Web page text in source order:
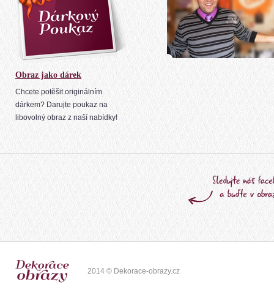
Obraz jako dárek
Chcete potěšit originálním
dárkem? Darujte poukaz na
libovolný obraz z naší nabídky!
2014 © Dekorace-obrazy.cz